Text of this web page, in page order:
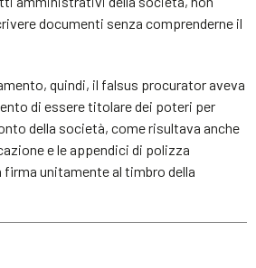
documenti senza comprenderne il
quindi, il falsus procurator aveva
di essere titolare dei poteri per
della società, come risultava anche
e le appendici di polizza
unitamente al timbro della